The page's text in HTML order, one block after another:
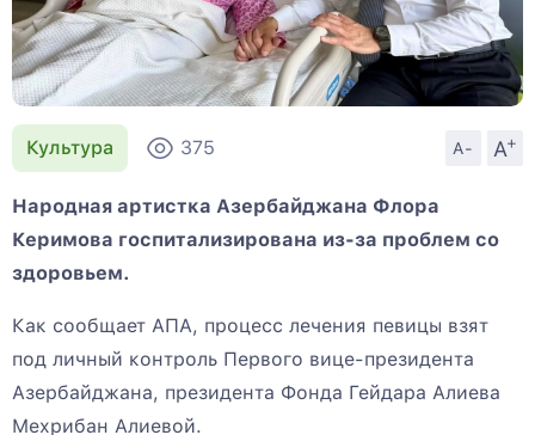
Культура 375 A- A
+
Народная артистка Азербайджана Флора
Керимова госпитализирована из-за проблем со
здоровьем.
Как сообщает АПА, процесс лечения певицы взят
под личный контроль Первого вице-президента
Азербайджана, президента Фонда Гейдара Алиева
Мехрибан Алиевой.